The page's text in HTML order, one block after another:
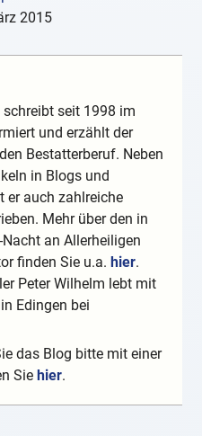
2015
schreibt seit 1998 im
und erzählt der
Bestatterberuf. Neben
in Blogs und
er auch zahlreiche
Mehr über den in
an Allerheiligen
finden Sie u.a.hier.
Peter Wilhelm lebt mit
Edingen bei
das Blog bitte mit einer
Siehier.